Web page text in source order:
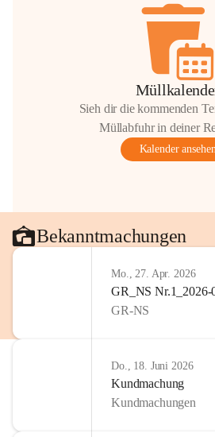
Sieh dir die kommenden
Müllabfuhr in deiner
Kalender
Bekanntmachungen
Mo., 27. Apr. 2026
GR_NS Nr.1_2026-
GR-NS
Do., 18. Juni 2026
Kundmachung
Kundmachungen